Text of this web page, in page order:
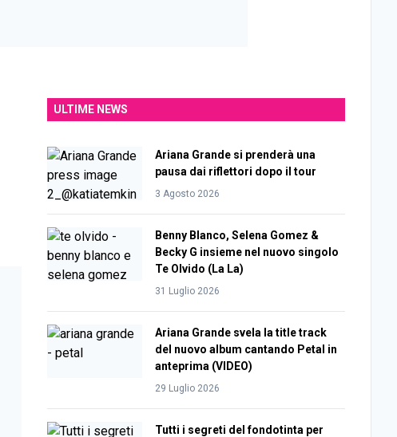
ULTIME NEWS
Ariana Grande si prenderà una
pausa dai riflettori dopo il tour
3 Agosto 2026
Benny Blanco, Selena Gomez &
Becky G insieme nel nuovo singolo
Te Olvido (La La)
31 Luglio 2026
Ariana Grande svela la title track
del nuovo album cantando Petal in
anteprima (VIDEO)
29 Luglio 2026
Tutti i segreti del fondotinta per